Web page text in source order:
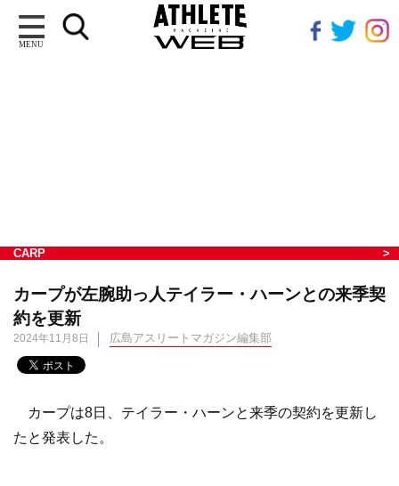
MENU
CARP
カープが左腕助っ人テイラー・ハーンとの来季契
約を更新
2024年11月8日 広島アスリートマガジン編集部
カープは8日、テイラー・ハーンと来季の契約を更新し
たと発表した。